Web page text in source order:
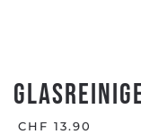
CHF 13.90